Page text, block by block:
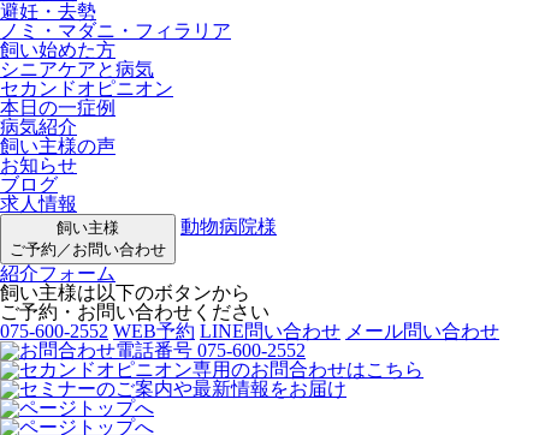
避妊・去勢
ノミ・マダニ・フィラリア
飼い始めた方
シニアケアと病気
セカンドオピニオン
本日の一症例
病気紹介
飼い主様の声
お知らせ
ブログ
求人情報
飼い主様
ご予約／お問い合わせ
動物病院様
紹介フォーム
飼い主様は以下のボタンから
ご予約・お問い合わせください
075-600-2552 WEB予約 LINE問い合わせ メール問い合わせ